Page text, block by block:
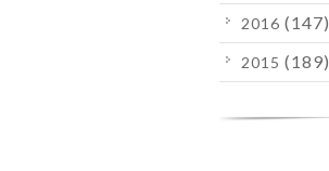
2016 (147)
2015 (189)